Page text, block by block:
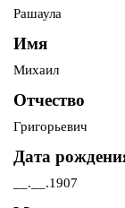
Рашаула
Имя
Михаил
Отчество
Григорьевич
Дата
__.__.1907